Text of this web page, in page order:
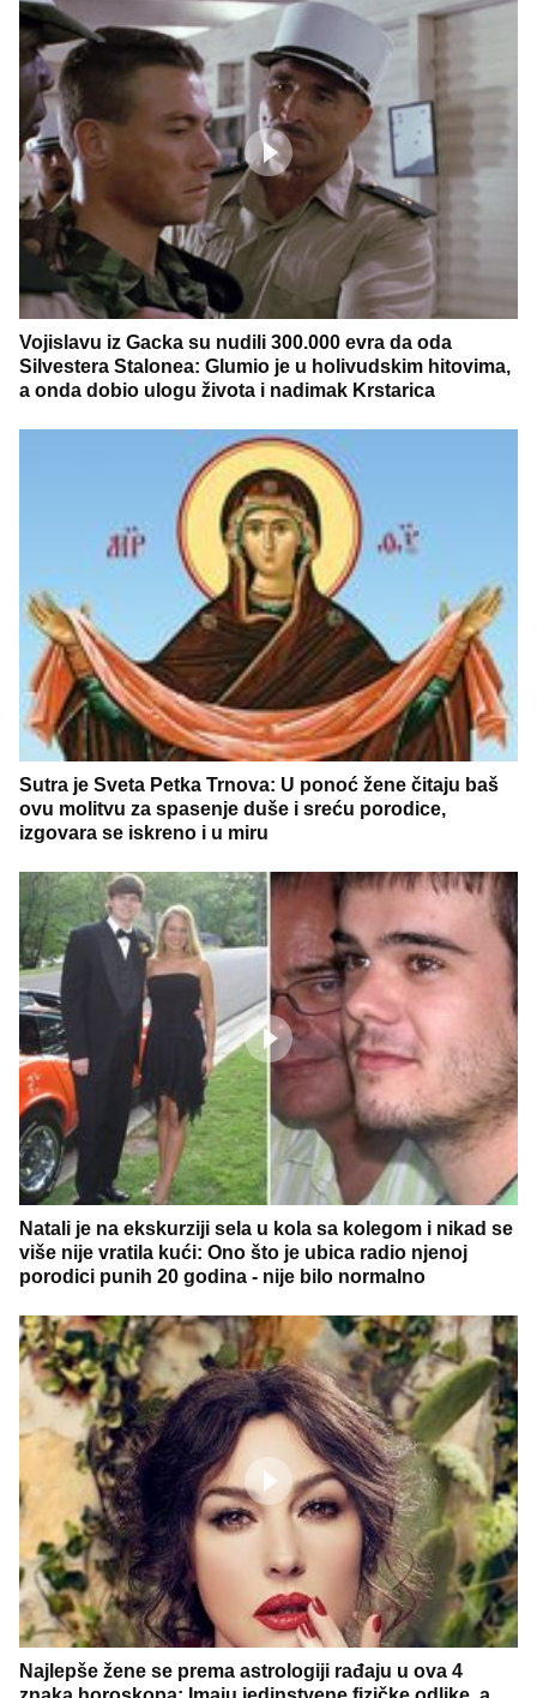
Vojislavu iz Gacka su nudili 300.000 evra da oda
Silvestera Stalonea: Glumio je u holivudskim hitovima,
a onda dobio ulogu života i nadimak Krstarica
Sutra je Sveta Petka Trnova: U ponoć žene čitaju baš
ovu molitvu za spasenje duše i sreću porodice,
izgovara se iskreno i u miru
Natali je na ekskurziji sela u kola sa kolegom i nikad se
više nije vratila kući: Ono što je ubica radio njenoj
porodici punih 20 godina - nije bilo normalno
Najlepše žene se prema astrologiji rađaju u ova 4